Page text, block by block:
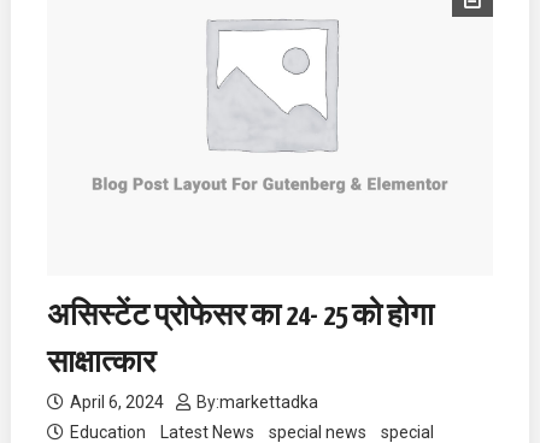
असिस्टेंट प्रोफेसर का 24- 25 को होगा
साक्षात्कार
April 6, 2024 By:markettadka
Education
Latest News special news
special